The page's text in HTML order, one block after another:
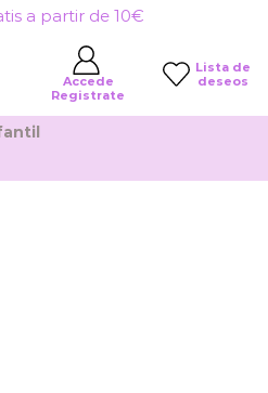
a partir de 10€
Accede
Registrate
Lista de
deseos